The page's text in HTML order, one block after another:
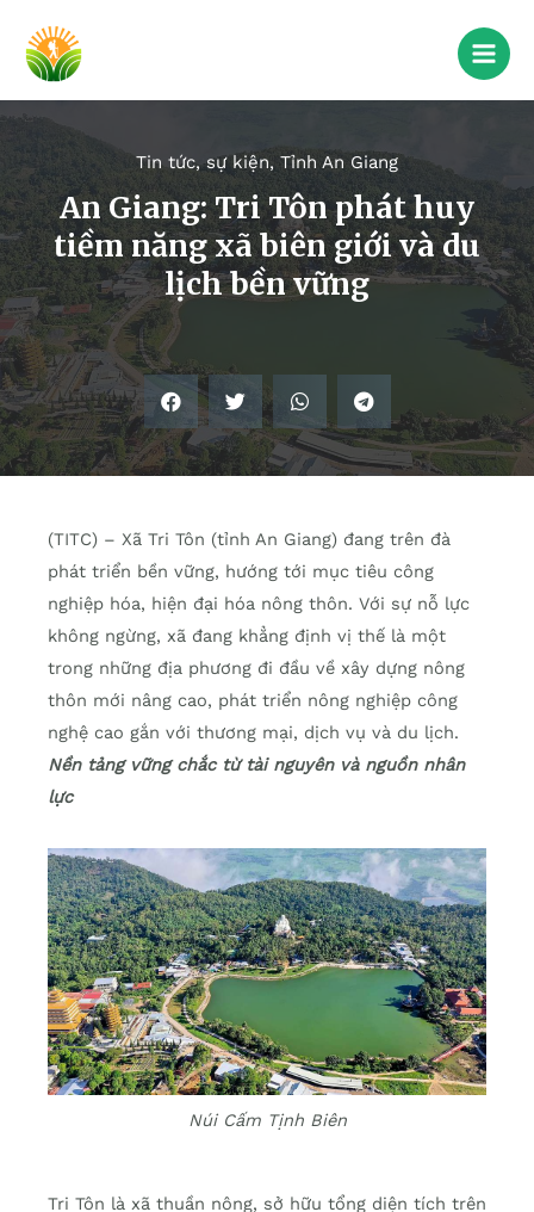
Tin tức, sự kiện, Tỉnh An Giang
An Giang: Tri Tôn phát huy
tiềm năng xã biên giới và du
lịch bền vững
(TITC) – Xã Tri Tôn (tỉnh An Giang) đang trên đà
phát triển bền vững, hướng tới mục tiêu công
nghiệp hóa, hiện đại hóa nông thôn. Với sự nỗ lực
không ngừng, xã đang khẳng định vị thế là một
trong những địa phương đi đầu về xây dựng nông
thôn mới nâng cao, phát triển nông nghiệp công
nghệ cao gắn với thương mại, dịch vụ và du lịch.
Nền tảng vững chắc từ tài nguyên và nguồn nhân
lực
Núi Cấm Tịnh Biên
Tri Tôn là xã thuần nông, sở hữu tổng diện tích trên